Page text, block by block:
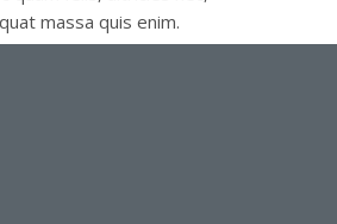
massa quis enim.